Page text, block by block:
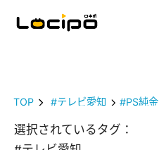
TOP #テレビ愛知 #PS純金
選択されているタグ：